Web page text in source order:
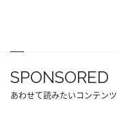
SPONSORED
あわせて読みたいコンテンツ